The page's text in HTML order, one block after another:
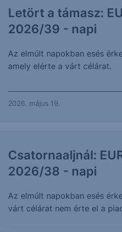
Letört a támasz:
2026/39 - napi
Az elmúlt napokban esés
amely elérte a várt célárat.
2026. május 19.
Csatornaaljnál:
2026/38 - napi
Az elmúlt napokban esés
várt célárat nem érte el a